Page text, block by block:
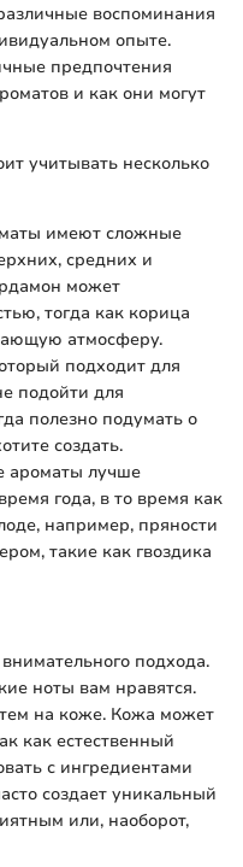
воспоминания
опыте.
предпочтения
и как они могут
учитывать несколько
имеют сложные
средних и
может
тогда как корица
атмосферу.
подходит для
подойти для
полезно подумать о
создать.
ароматы лучше
года, в то время как
например, пряности
такие как гвоздика
подхода.
ноты вам нравятся.
на коже. Кожа может
как естественный
с ингредиентами
создает уникальный
или, наоборот,